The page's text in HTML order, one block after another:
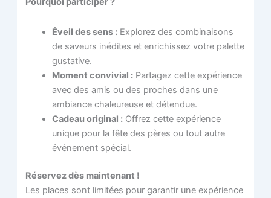
Éveil des sens : Explorez des combinaisons
de saveurs inédites et enrichissez votre palette
gustative.
Moment convivial : Partagez cette expérience
avec des amis ou des proches dans une
ambiance chaleureuse et détendue.
Cadeau original : Offrez cette expérience
unique pour la fête des pères ou tout autre
événement spécial.
Réservez dès maintenant !
Les places sont limitées pour garantir une expérience